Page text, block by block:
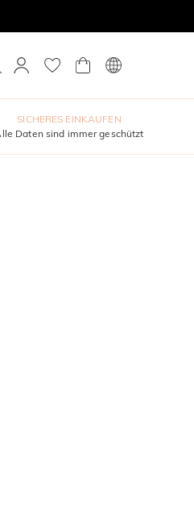
SICHERES EINKAUFEN
Daten sind immer geschützt